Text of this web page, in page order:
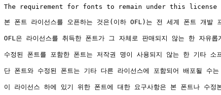
The requirement for fonts to remain under this
본 폰트 라이선스를 오픈하는 것은(이하 OFL)는 전 세계 폰트 개발
OFL은 라이선스를 취득한 폰트가 그 자체로 판매되지 않는 한 자
수정된 폰트를 포함한 폰트는 저작권 명이 사용되지 않는 한 기타
단 폰트와 수정된 폰트는 기타 다른 라이선스에 포함되어 배포될 수
이 라이선스 하에 있기 위한 폰트에 대한 요구사항은 본 폰트나 수정